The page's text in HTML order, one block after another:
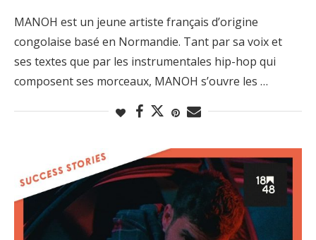
MANOH est un jeune artiste français d’origine
congolaise basé en Normandie. Tant par sa voix et
ses textes que par les instrumentales hip-hop qui
composent ses morceaux, MANOH s’ouvre les …